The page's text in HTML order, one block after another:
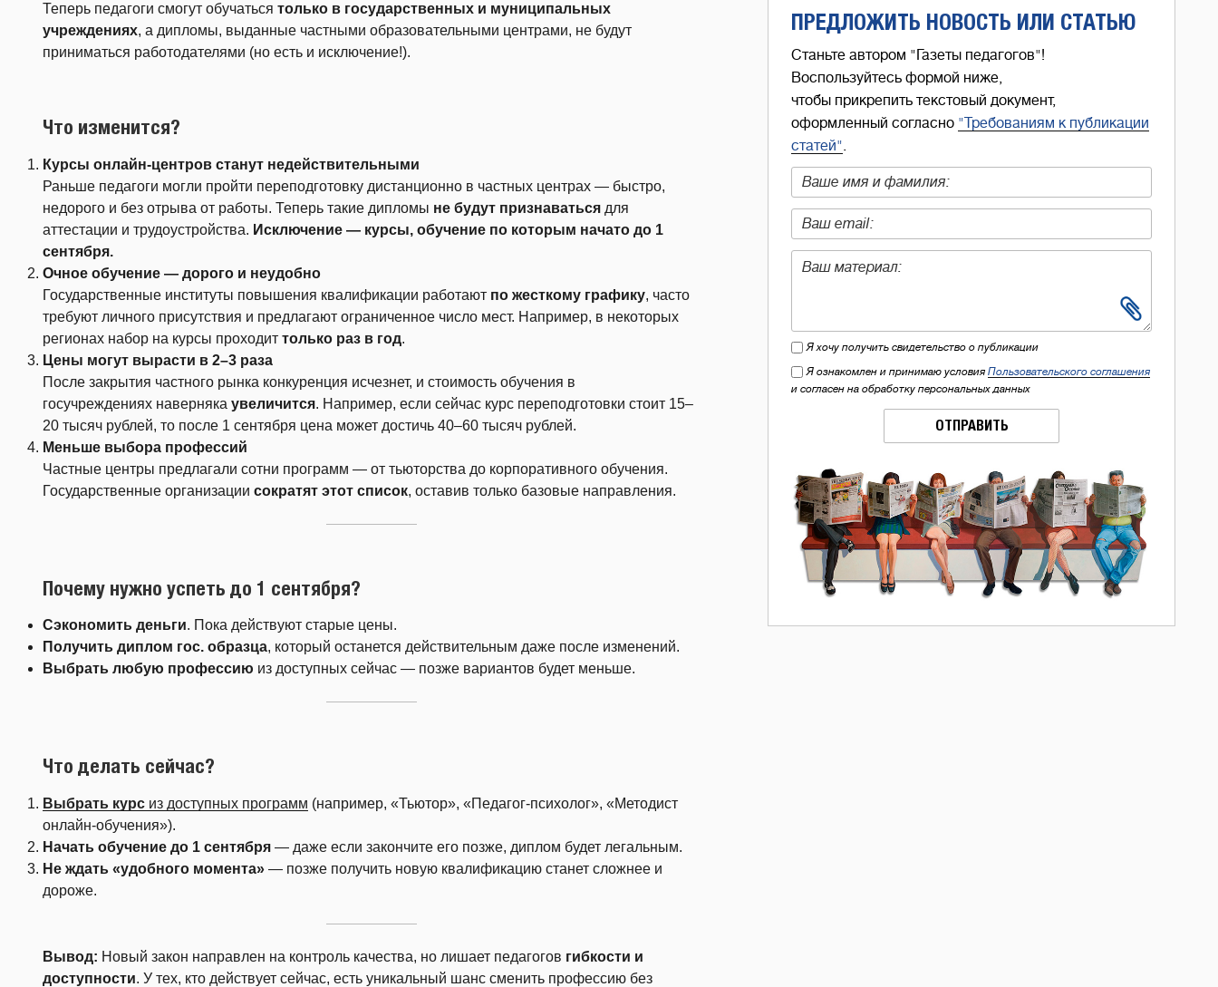
Теперь педагоги смогут обучаться только в государственных и муниципальных
учреждениях, а дипломы, выданные частными образовательными центрами, не будут
приниматься работодателями (но есть и исключение!).
Что изменится?
Курсы онлайн-центров станут недействительными
Раньше педагоги могли пройти переподготовку дистанционно в частных центрах — быстро,
недорого и без отрыва от работы. Теперь такие дипломы не будут признаваться для
аттестации и трудоустройства. Исключение — курсы, обучение по которым начато до 1
сентября.
Очное обучение — дорого и неудобно
Государственные институты повышения квалификации работают по жесткому графику, часто
требуют личного присутствия и предлагают ограниченное число мест. Например, в некоторых
регионах набор на курсы проходит только раз в год.
Цены могут вырасти в 2–3 раза
После закрытия частного рынка конкуренция исчезнет, и стоимость обучения в
госучреждениях наверняка увеличится. Например, если сейчас курс переподготовки стоит 15–
20 тысяч рублей, то после 1 сентября цена может достичь 40–60 тысяч рублей.
Меньше выбора профессий
Частные центры предлагали сотни программ — от тьюторства до корпоративного обучения.
Государственные организации сократят этот список, оставив только базовые направления.
Почему нужно успеть до 1 сентября?
Сэкономить деньги. Пока действуют старые цены.
Получить диплом гос. образца, который останется действительным даже после изменений.
Выбрать любую профессию из доступных сейчас — позже вариантов будет меньше.
Что делать сейчас?
Выбрать курс из доступных программ (например, «Тьютор», «Педагог-психолог», «Методист
онлайн-обучения»).
Начать обучение до 1 сентября — даже если закончите его позже, диплом будет легальным.
Не ждать «удобного момента» — позже получить новую квалификацию станет сложнее и
дороже.
Вывод: Новый закон направлен на контроль качества, но лишает педагогов гибкости и
доступности. У тех, кто действует сейчас, есть уникальный шанс сменить профессию без
ПРЕДЛОЖИТЬ НОВОСТЬ ИЛИ СТАТЬЮ
Станьте автором "Газеты педагогов"!
Воспользуйтесь формой ниже,
чтобы прикрепить текстовый документ,
оформленный согласно "Требованиям к публикации
статей".
Я хочу получить свидетельство о публикации
Я ознакомлен и принимаю условия Пользовательского соглашения
и согласен на обработку персональных данных
ОТПРАВИТЬ